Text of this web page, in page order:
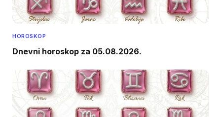
HOROSKOP
Dnevni horoskop za 05.08.2026.